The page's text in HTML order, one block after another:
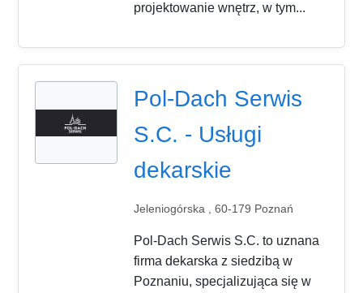
projektowanie wnętrz, w tym...
Pol-Dach Serwis
S.C. - Usługi
dekarskie
Jeleniogórska , 60-179 Poznań
Pol-Dach Serwis S.C. to uznana
firma dekarska z siedzibą w
Poznaniu, specjalizująca się w